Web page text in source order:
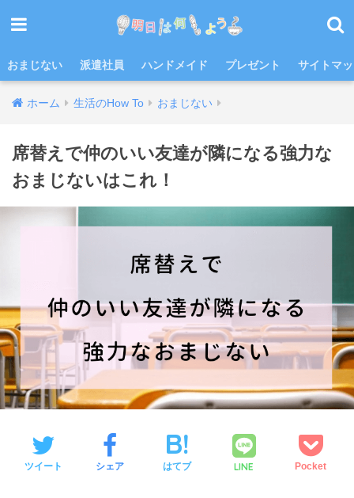
おまじない 派遣社員 ハンドメイド プレゼント サイトマ
ホーム 生活のHow To おまじない
席替えで仲のいい友達が隣になる強力な
おまじないはこれ！
ツイート シェア はてブ LINE Pocket